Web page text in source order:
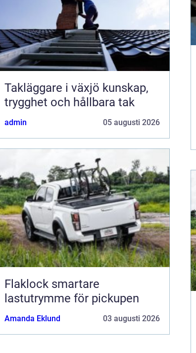
Takläggare i växjö kunskap,
trygghet och hållbara tak
admin 05 augusti 2026
Flaklock smartare
lastutrymme för pickupen
Amanda Eklund 03 augusti 2026